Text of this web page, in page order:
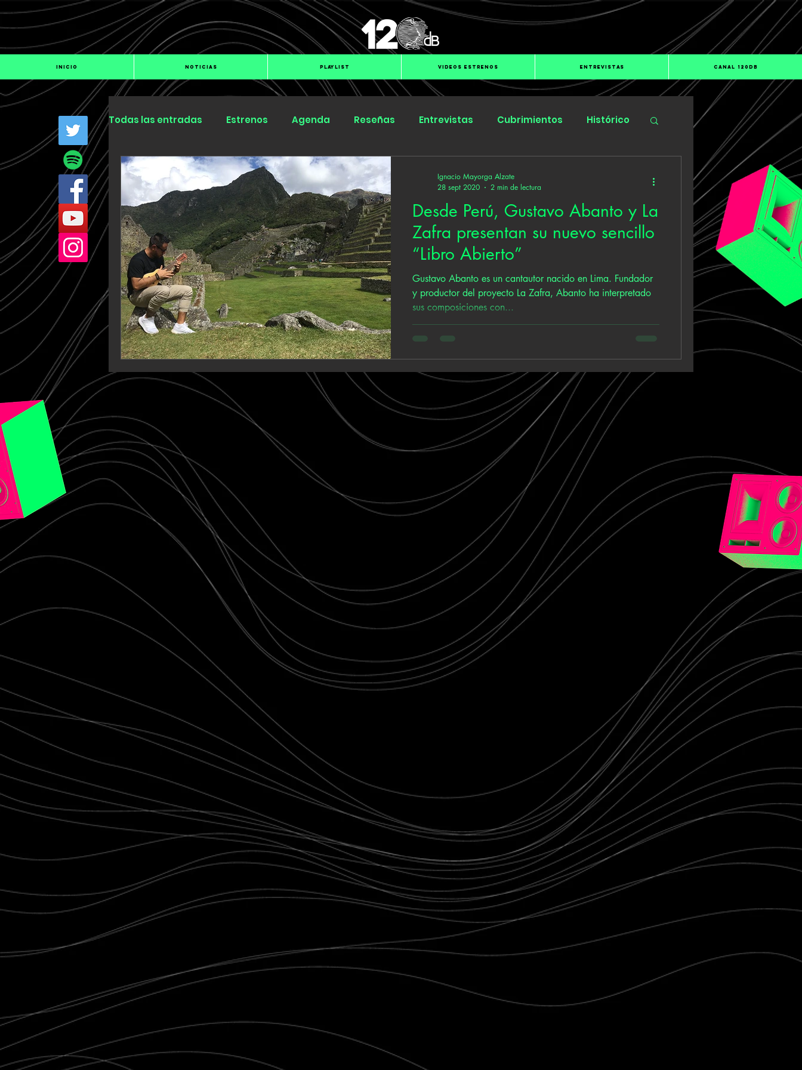
INICIO NOTICIAS PLAYLIST VIDEOS ESTRENOS ENTREVISTAS CANAL 120dB
Todas las entradas Estrenos Agenda Reseñas Entrevistas Cubrimientos Histórico
Industria Especiales Submit Hub Groover
Desde Perú, Gustavo Abanto y La
Zafra presentan su nuevo sencillo
“Libro Abierto”
Gustavo Abanto es un cantautor nacido en Lima. Fundador
y productor del proyecto La Zafra, Abanto ha interpretado
sus composiciones con...
Ignacio Mayorga Alzate
28 sept 2020
2 min de lectura